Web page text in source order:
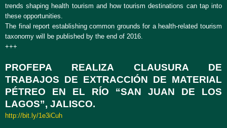
trends shaping health tourism and how tourism destinations can tap into
these opportunities.
The final report establishing common grounds for a health-related tourism
taxonomy will be published by the end of 2016.
+++
PROFEPA REALIZA CLAUSURA DE
TRABAJOS DE EXTRACCIÓN DE MATERIAL
PÉTREO EN EL RÍO “SAN JUAN DE LOS
LAGOS”, JALISCO.
http://bit.ly/1e3iCuh